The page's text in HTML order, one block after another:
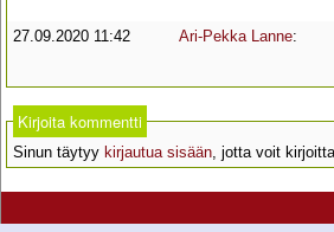
27.09.2020 11:42
Ari-Pekka Lanne:
Kirjoita kommentti
Sinun täytyy kirjautua sisään, jotta voit